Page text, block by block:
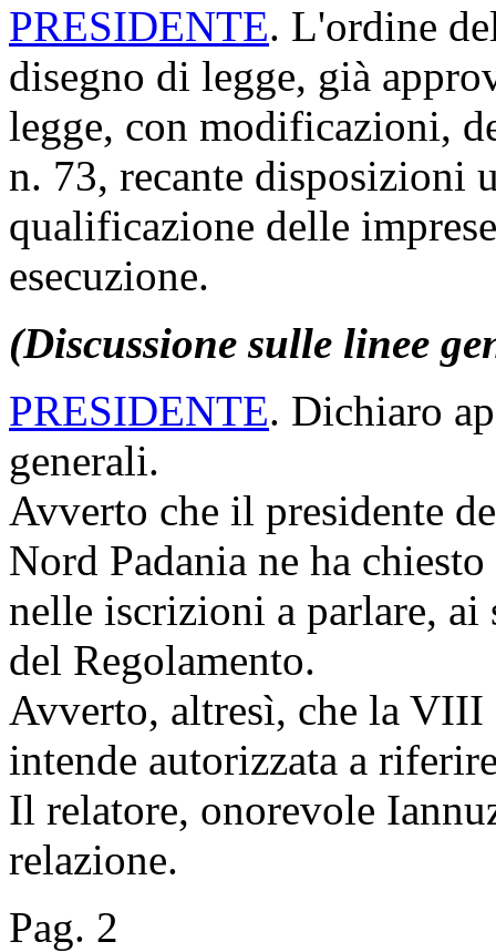
PRESIDENTE. L'ordine
disegno di legge, già
legge, con modificazioni,
n. 73, recante disposizioni
qualificazione delle
esecuzione.
(Discussione sulle linee
PRESIDENTE. Dichiaro
generali.
Avverto che il presidente
Nord Padania ne ha
nelle iscrizioni a parlare,
del Regolamento.
Avverto, altresì, che la
intende autorizzata a
Il relatore, onorevole
relazione.
Pag. 2